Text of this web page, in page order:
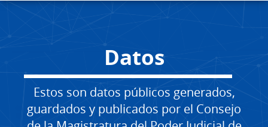
Datos
Estos son datos públicos generados,
guardados y publicados por el Consejo